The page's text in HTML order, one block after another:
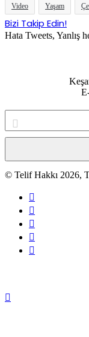
Video Yaşam
Bizi Takip Edin!
Hata Tweets, Yanlış
Posta
adresinizi
© Telif Hakkı 2026,